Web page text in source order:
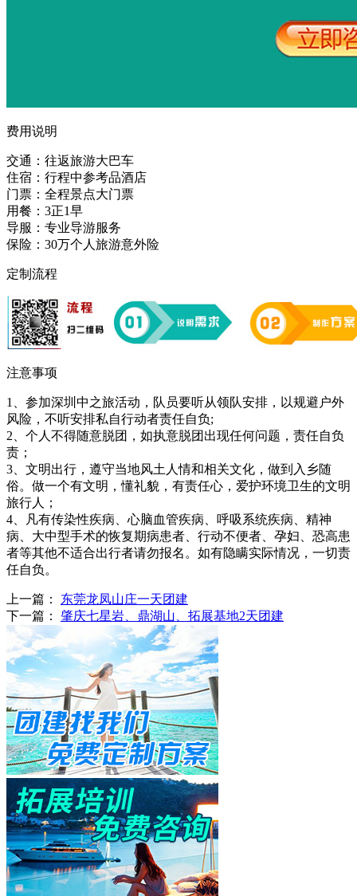
费用说明
交通：往返旅游大巴车
住宿：行程中参考品酒店
门票：全程景点大门票
用餐：3正1早
导服：专业导游服务
保险：30万个人旅游意外险
定制流程
注意事项
1、参加深圳中之旅活动，队员要听从领队安排，以规避户外
风险，不听安排私自行动者责任自负;
2、个人不得随意脱团，如执意脱团出现任何问题，责任自负
责；
3、文明出行，遵守当地风土人情和相关文化，做到入乡随
俗。做一个有文明，懂礼貌，有责任心，爱护环境卫生的文明
旅行人；
4、凡有传染性疾病、心脑血管疾病、呼吸系统疾病、精神
病、大中型手术的恢复期病患者、行动不便者、孕妇、恐高患
者等其他不适合出行者请勿报名。如有隐瞒实际情况，一切责
任自负。
上一篇：
东莞龙凤山庄一天团建
下一篇：
肇庆七星岩、鼎湖山、拓展基地2天团建